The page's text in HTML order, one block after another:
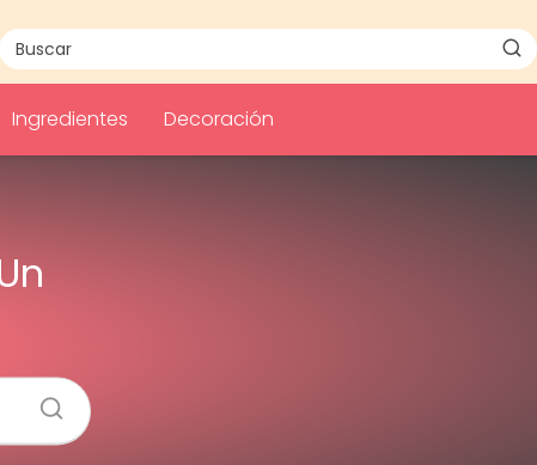
Ingredientes Decoración